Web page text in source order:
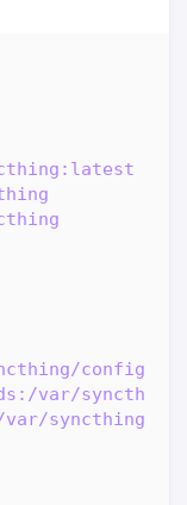
config
var/syncthing/
var/syncthing/